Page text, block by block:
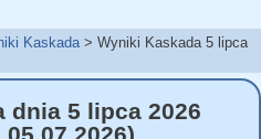
Kaskada
Wyniki Kaskada 5 lipca
dnia 5 lipca 2026